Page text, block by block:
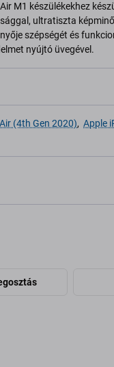
M1 készülékekhez
ultratiszta
szépségét és
nyújtó üvegével.
(4th Gen 2020), Apple